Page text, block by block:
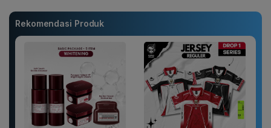
Rekomendasi Produk